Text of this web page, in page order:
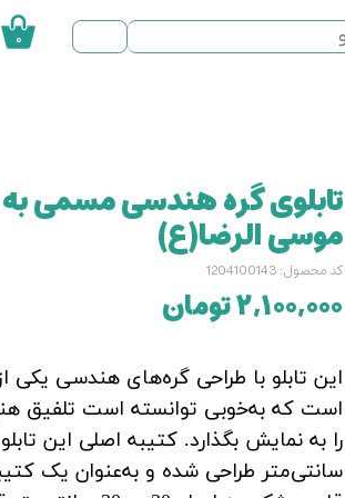
۰
تابلوی گره هندسی مسمی به
موسی الرضا(ع)
کد محصول: 1204100143
۲,۱۰۰,۰۰۰ تومان
این تابلو با طراحی گره‌های هندسی یکی
است که به‌خوبی توانسته است تلفیق
سانتی‌متر طراحی شده و به‌عنوان یک